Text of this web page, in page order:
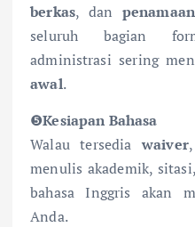
berkas, dan penamaan
seluruh bagian
administrasi sering
awal.
❺Kesiapan Bahasa
Walau tersediawaiver
menulis akademik,
bahasa Inggris akan
Anda.